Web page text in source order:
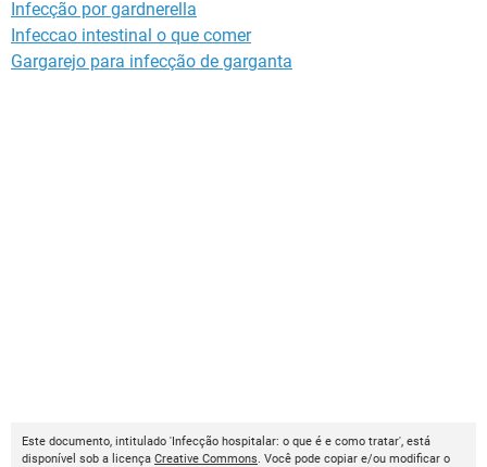
Infecção por gardnerella
Infeccao intestinal o que comer
Gargarejo para infecção de garganta
Este documento, intitulado 'Infecção hospitalar: o que é e como tratar', está
disponível sob a licença Creative Commons. Você pode copiar e/ou modificar o